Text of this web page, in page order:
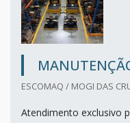
ESCOMAQ / MOGI DAS
Atendimento exclusivo